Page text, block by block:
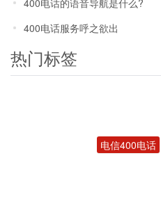
400电话的语音导航是什么?
400电话服务呼之欲出
热门标签